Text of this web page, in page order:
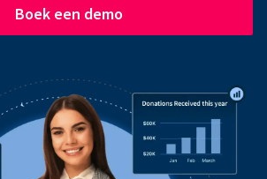
Boek een demo